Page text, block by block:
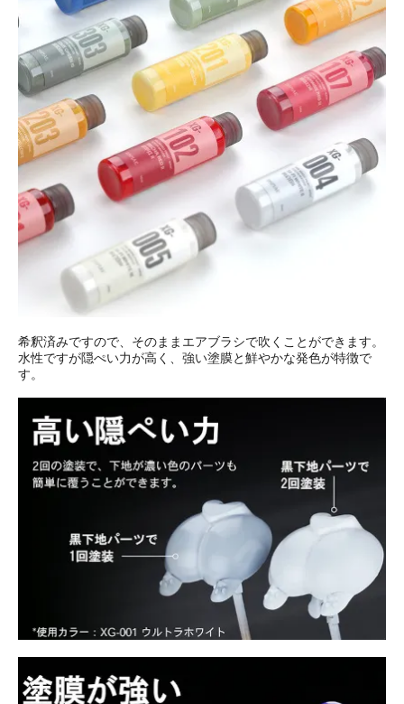
希釈済みですので、そのままエアブラシで吹くことができます。
水性ですが隠ぺい力が高く、強い塗膜と鮮やかな発色が特徴で
す。